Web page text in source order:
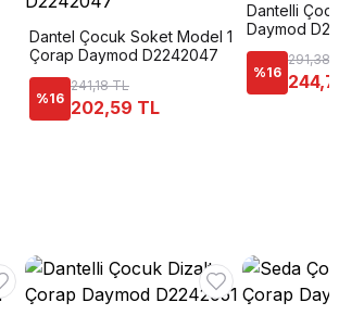
Dantel Çocuk Soket Model 1
Çorap Daymod D2242047
%16
241,18 TL
202,59 TL
Dantelli Çocuk
Daymod
%16
291,38 TL
244,75